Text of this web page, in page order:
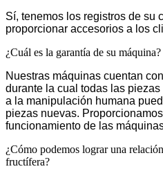
Sí, tenemos los registros de su
proporcionar accesorios a los
¿Cuál es la garantía de su máquina?
Nuestras máquinas cuentan
durante la cual todas las
a la manipulación humana
piezas nuevas.
funcionamiento de las
¿Cómo podemos lograr una
fructífera?